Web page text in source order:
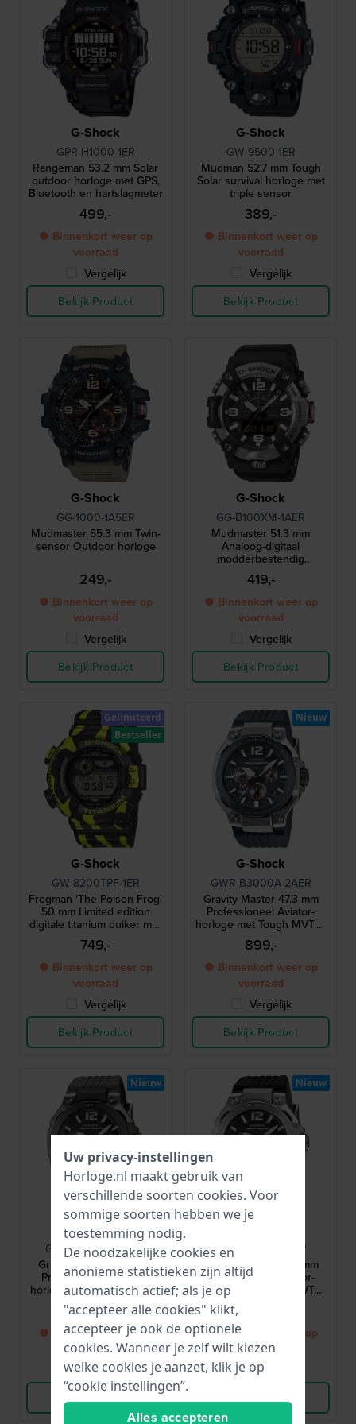
G-Shock
GPR-H1000-1ER
Rangeman 53.2 mm Solar
outdoor horloge met GPS,
Bluetooth en hartslagmeter
499,-
● Binnenkort weer op
voorraad
Vergelijk
Bekijk Product
G-Shock
GW-9500-1ER
Mudman 52.7 mm Tough
Solar survival horloge met
triple sensor
389,-
● Binnenkort weer op
voorraad
Vergelijk
Bekijk Product
G-Shock
GG-1000-1A5ER
Mudmaster 55.3 mm Twin-
sensor Outdoor horloge
249,-
● Binnenkort weer op
voorraad
Vergelijk
Bekijk Product
G-Shock
GG-B100XM-1AER
Mudmaster 51.3 mm
Analoog-digitaal
modderbestendig
connected outdoor horloge
419,-
● Binnenkort weer op
voorraad
Vergelijk
Bekijk Product
G-Shock
GW-8200TPF-1ER
Frogman 'The Poison Frog'
50 mm Limited edition
digitale titanium duiker met
uniek gifkikkerontwerp
749,-
● Binnenkort weer op
voorraad
Vergelijk
Bekijk Product
Gelimiteerd
Bestseller
G-Shock
GWR-B3000A-2AER
Gravity Master 47.3 mm
Professioneel Aviator-
horloge met Tough MVT.2-
uurwerk
899,-
● Binnenkort weer op
voorraad
Vergelijk
Bekijk Product
Nieuw
G-Shock
GWR-B3000B-8AER
Gravity Master 47.3 mm
Professioneel Aviator-
horloge met Tough MVT.2-
uurwerk
999,-
● Binnenkort weer op
voorraad
Vergelijk
Nieuw
GWR-B3000-1AER
Gravity Master 47.3 mm
Professioneel Aviator-
horloge met Tough MVT.2-
● Binnenkort weer op
voorraad
Vergelijk
Nieuw
Uw privacy-instellingen
Horloge.nl maakt gebruik van
verschillende soorten cookies. Voor
sommige soorten hebben we je
toestemming nodig.
De noodzakelijke cookies en
anonieme statistieken zijn altijd
automatisch actief; als je op
"accepteer alle cookies" klikt,
accepteer je ook de optionele
cookies. Wanneer je zelf wilt kiezen
welke cookies je aanzet, klik je op
“cookie instellingen”.
Alles accepteren